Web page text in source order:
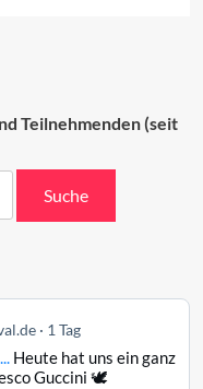
Teilnehmenden (seit
Suche
1 Tag
Heute hat uns ein ganz
Guccini 🕊️